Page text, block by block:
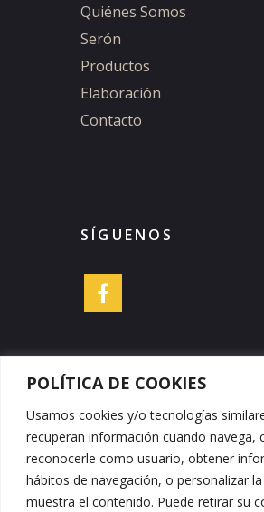
POLÍTICA DE COOKIES
Usamos cookies y/o tecnologías
recuperan información cuando navega,
reconocerle como usuario, obtener
hábitos de navegación, o personalizar
muestra el contenido. Puede retirar su
Quiénes Somos
Serón
Productos
Elaboración
Contacto
SÍGUENOS
DATOS DE
Embutidos y Jamones
Teléfono: +34 950 426 409